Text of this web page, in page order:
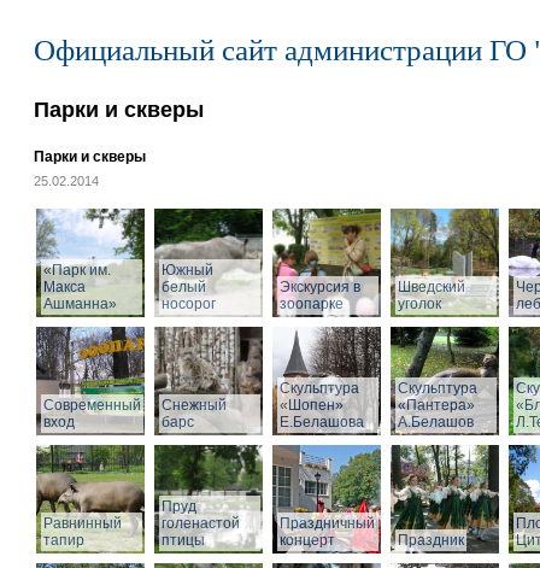
Официальный сайт администрации ГО
Парки и скверы
Парки и скверы
25.02.2014
«Парк им.
Макса
Ашманна»
Южный
белый
носорог
Экскурсия в
зоопарке
Шведский
уголок
Современный
вход
Снежный
барс
Скульптура
«Шопен»
Е.Белашова
Скульптура
«Пантера»
А.Белашов
Равнинный
тапир
Пруд
голенастой
птицы
Праздничный
концерт
Праздник